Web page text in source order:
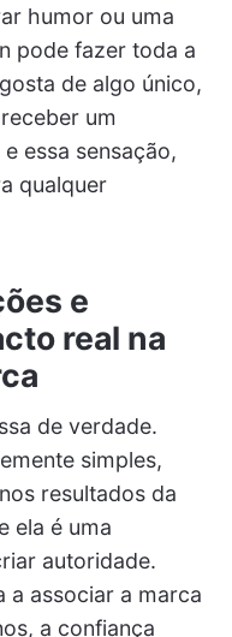
humor ou uma
pode fazer toda a
de algo único,
um
essa sensação,
qualquer
e
real na
de verdade.
simples,
resultados da
ela é uma
autoridade.
a associar a marca
a confiança